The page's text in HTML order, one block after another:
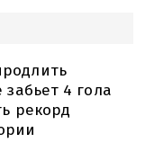
4 гола
рекорд